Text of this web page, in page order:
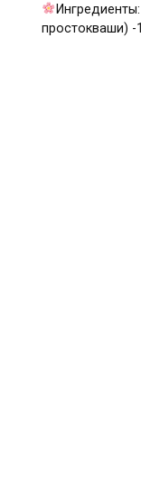
простокваши) -